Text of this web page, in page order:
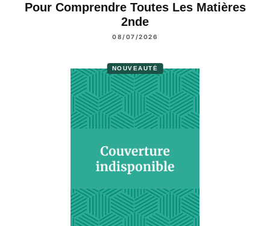
Pour Comprendre Toutes Les Matières
2nde
08/07/2026
NOUVEAUTÉ